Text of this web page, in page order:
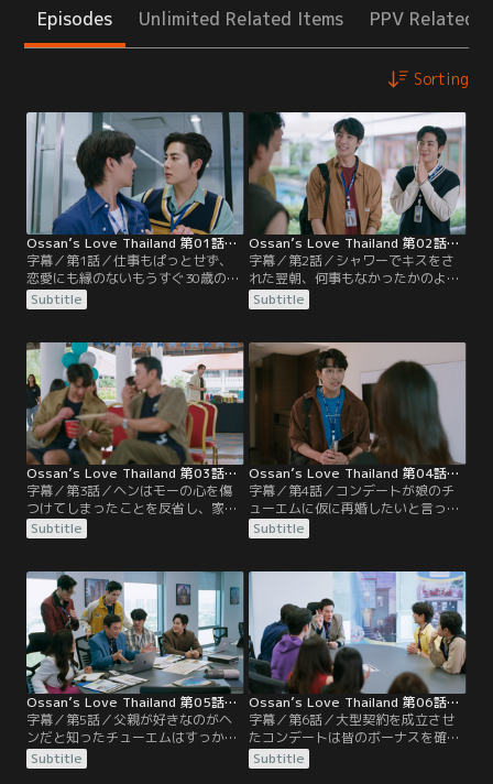
Episodes Unlimited Related Items PPV Related
Sorting
Ossan’s Love Thailand 第01話／字幕
字幕／第1話／仕事もぱっとせず、
恋愛にも縁のないもうすぐ30歳の不
動産会社の営業マンのヘン。ある日
通勤電車の中で偶然上司のコンデー
壁紙にヘンの写真を使っているのを
目撃して、動揺する。一方会社では
同期のモーがチェンマイ支社から異
動してくる。平凡なヘンの日常が一
変する波乱の幕開けだった…
Subtitle
Ossan’s Love Thailand 第02話／字幕
字幕／第2話／シャワーでキスをさ
れた翌朝、何事もなかったかのよう
に振る舞うモーの態度にヘンは困惑
する。会社ではコンデートから「ヘ
迷は深まる。ヘンとモーは一緒にと
あるカップルの部屋探し担当するこ
とになるが、男性どうしのカップル
の片方が学生時代の後輩であること
にヘンは驚く。
Subtitle
Ossan’s Love Thailand 第03話／字幕
字幕／第3話／ヘンはモーの心を傷
つけてしまったことを反省し、家に
戻ってもらうべく努力することを心
に誓うが、社員旅行の部屋割りでは
まう。旅行が始まり、ヘンは親睦ゲ
ームでモーと対戦したり、ペアを組
んだりするが、なかなか仲直りでき
ない。そんな中、幹事のテンが倒れ
てしまい…！？
Subtitle
Ossan’s Love Thailand 第04話／字幕
字幕／第4話／コンデートが娘のチ
ューエムに仮に再婚したいと言った
らどう思うかと訊ねたことで、チュ
ーエムは父親に好きな人がいるので
を聞いて、「ハニー」という名前の
人物が相手だと思い込む。モーはヘ
ンの家に戻ったが、早速だらしない
ヘンは叱られてばかり。
Subtitle
Ossan’s Love Thailand 第05話／字幕
字幕／第5話／父親が好きなのがヘ
ンだと知ったチューエムはすっかり
腹を立ててしまい、食事もせずに部
屋に閉じこもる。その結果、コンデ
Subtitle
Ossan’s Love Thailand 第06話／字幕
字幕／第6話／大型契約を成立させ
たコンデートは皆のボーナスを確保
した後、日本で一週間の研修に呼ば
れたと留守を託してオフィスを出て
Subtitle